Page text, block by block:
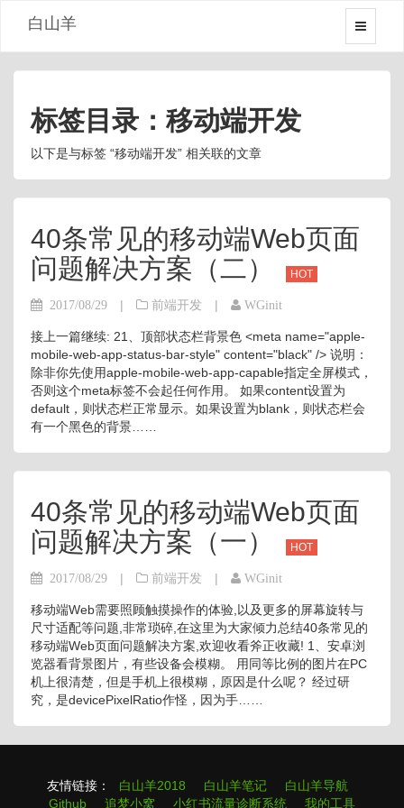
白山羊
标签目录：移动端开发
以下是与标签 “移动端开发” 相关联的文章
40条常见的移动端Web页面
问题解决方案（二）
HOT
2017/08/29 | 前端开发 | WGinit
接上一篇继续: 21、顶部状态栏背景色 <meta name="apple-
mobile-web-app-status-bar-style" content="black" /> 说明：
除非你先使用apple-mobile-web-app-capable指定全屏模式，
否则这个meta标签不会起任何作用。 如果content设置为
default，则状态栏正常显示。如果设置为blank，则状态栏会
有一个黑色的背景……
40条常见的移动端Web页面
问题解决方案（一）
HOT
2017/08/29 | 前端开发 | WGinit
移动端Web需要照顾触摸操作的体验,以及更多的屏幕旋转与
尺寸适配等问题,非常琐碎,在这里为大家倾力总结40条常见的
移动端Web页面问题解决方案,欢迎收看斧正收藏! 1、安卓浏
览器看背景图片，有些设备会模糊。 用同等比例的图片在PC
机上很清楚，但是手机上很模糊，原因是什么呢？ 经过研
究，是devicePixelRatio作怪，因为手……
友情链接： 白山羊2018 白山羊笔记
白山羊导航
Github
追梦小窝 小红书流量诊断系统 我的工具